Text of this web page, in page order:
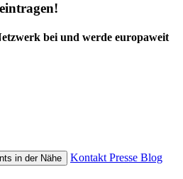
bei und werde europaweit
in der Nähe Kontakt Presse Blog